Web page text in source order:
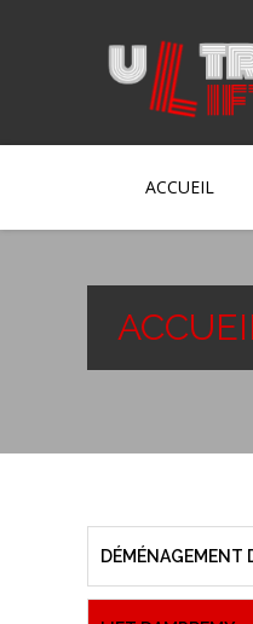
ACCUEIL
DÉMÉNAGEMENT